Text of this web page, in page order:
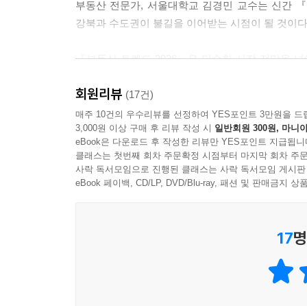
부동산 전문가, 서울대학교 김경민 교수는 신간
강북과 수도권이 불길을 이어받는 시점이 될 것이
『부동산 트렌드 2026』은 단순한 시장 전망을
투자자들은 이미 2~3년 전부터 이 흐름을 눈치채
때는 바로 ‘지금’이다.
6·27 대책부터 매매·전세 가격 추이, 주요 단지 집
후회 없는 선택을 위한 2026년 대한민국 부동산 투
수요·정비사업·세제 등 각 부문에 어떤 영향을 미
Part1에서는 강력한 상승세를 일으킨 ‘슈퍼사이클
회원리뷰 (17건)
매주 10건의 우수리뷰를 선정하여 YES포인트 3만원을 드
3,000원 이상 구매 후 리뷰 작성 시 일반회원 300원, 마니
eBook은 다운로드 후 작성한 리뷰만 YES포인트 지급됩니
클래스는 첫번째 회차 주문확정 시점부터 마지막 회차 주
사락 독서모임으로 진행된 클래스는 사락 독서모임 게시
eBook 페이백, CD/LP, DVD/Blu-ray, 패션 및 판매금지 상
17